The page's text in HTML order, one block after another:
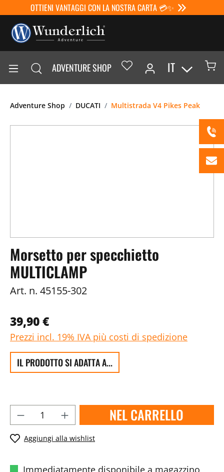
OTTIENI VANTAGGI CON LA NOSTRA CARTA 💳✨
ADVENTURE SHOP IT
Adventure Shop DUCATI Multistrada V4 Pikes Peak
Morsetto per specchietto
MULTICLAMP
Art. n. 45155-302
39,90 €
Prezzi incl. 19% IVA più costi di spedizione
IL PRODOTTO SI ADATTA A...
NEL CARRELLO
Aggiungi alla wishlist
Immediatamente disponibile a magazzino